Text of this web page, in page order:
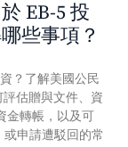
EB-5 投
些事項？
？了解美國公民
估贈與文件、資
金轉帳，以及可
申請遭駁回的常